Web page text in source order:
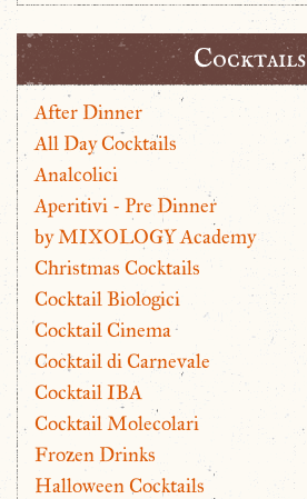
Cocktails
After Dinner
All Day Cocktails
Analcolici
Aperitivi - Pre Dinner
by MIXOLOGY Academy
Christmas Cocktails
Cocktail Biologici
Cocktail Cinema
Cocktail di Carnevale
Cocktail IBA
Cocktail Molecolari
Frozen Drinks
Halloween Cocktails